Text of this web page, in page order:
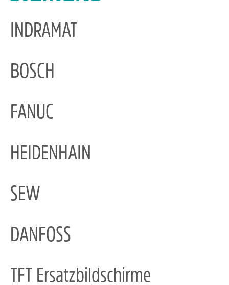
INDRAMAT
BOSCH
FANUC
HEIDENHAIN
SEW
DANFOSS
TFT Ersatzbildschirme